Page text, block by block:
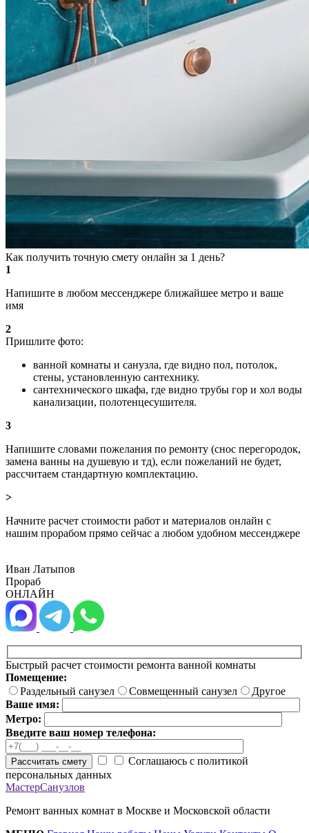
Как получить точную смету онлайн за 1 день?
1
Напишите в любом мессенджере ближайшее метро и ваше
имя
2
Пришлите фото:
ванной комнаты и санузла, где видно пол, потолок,
стены, установленную сантехнику.
сантехнического шкафа, где видно трубы гор и хол воды
канализации, полотенцесушителя.
3
Напишите словами пожелания по ремонту (снос перегородок,
замена ванны на душевую и тд), если пожеланий не будет,
рассчитаем стандартную комплектацию.
>
Начните расчет стоимости работ и материалов онлайн с
нашим прорабом прямо сейчас а любом удобном мессенджере
Иван Латыпов
Прораб
ОНЛАЙН
Быстрый расчет стоимости ремонта ванной комнаты
Помещение:
Раздельный санузел
Совмещенный санузел
Другое
Ваше имя:
Метро:
Введите ваш номер телефона:
Рассчитать смету
Соглашаюсь с политикой
персональных данных
МастерСанузлов
Ремонт ванных комнат в Москве и Московской области